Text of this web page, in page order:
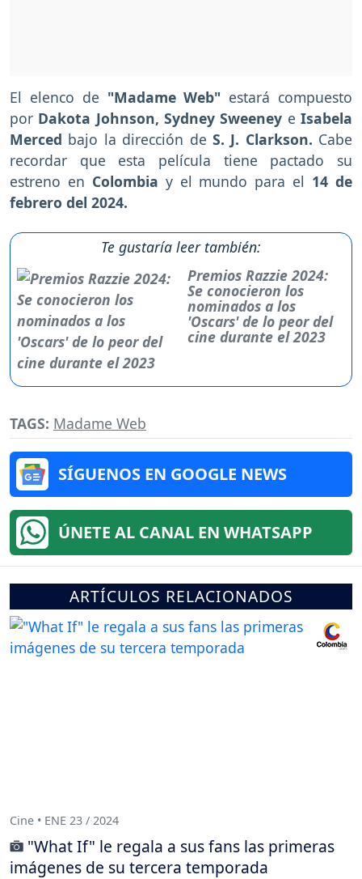
El elenco de "Madame Web" estará compuesto
por Dakota Johnson, Sydney Sweeney e Isabela
Merced bajo la dirección de S. J. Clarkson. Cabe
recordar que esta película tiene pactado su
estreno en Colombia y el mundo para el 14 de
febrero del 2024.
Te gustaría leer también:
Premios Razzie 2024:
Se conocieron los
nominados a los
'Oscars' de lo peor del
cine durante el 2023
TAGS: Madame Web
SÍGUENOS EN GOOGLE NEWS
ÚNETE AL CANAL EN WHATSAPP
ARTÍCULOS RELACIONADOS
Cine • ENE 23 / 2024
"What If" le regala a sus fans las primeras
imágenes de su tercera temporada